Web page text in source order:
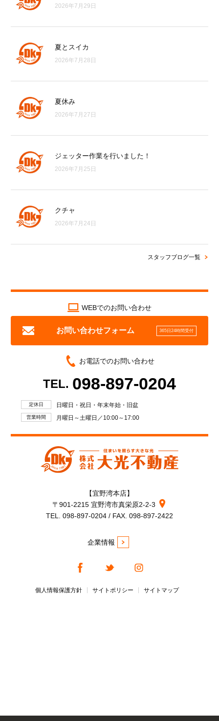
2026年7月29日
夏とスイカ
2026年7月28日
夏休み
2026年7月27日
ジェッター作業を行いました！
2026年7月25日
クチャ
2026年7月24日
スタッフブログ一覧
WEBでのお問い合わせ
お問い合わせフォーム 365日24時間受付
お電話でのお問い合わせ
TEL. 098-897-0204
定休日 日曜日・祝日・年末年始・旧盆
営業時間 月曜日～土曜日／10:00～17:00
【宜野湾本店】
〒901-2215 宜野湾市真栄原2-2-3
TEL. 098-897-0204 / FAX. 098-897-2422
企業情報
個人情報保護方針 サイトポリシー サイトマップ